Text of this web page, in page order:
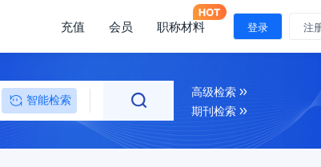
充值 会员 职称材料 登录 注
智能检索
高级检索
期刊检索